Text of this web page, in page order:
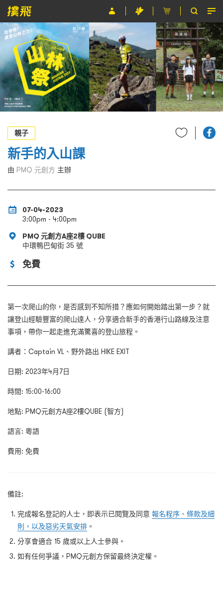
節目
主辦單位
關於撲飛
條款及細則
EN
親子
新手的入山課
由 PMQ 元創方 主辦
07-04-2023
3:00pm - 4:00pm
PMQ 元創方A座2樓 QUBE
中環鴨巴甸街 35 號
免費
第一次爬山的你，是否感到不知所措？應如何開始踏出第一步？就
讓登山經驗豐富的爬山達人，分享適合新手的香港行山路線及注意
事項，帶你一起走進充滿驚喜的登山旅程。
講者：Captain VL、野外路出 HIKE EXIT
日期: 2023年4月7日
時間: 15:00-16:00
地點: PMQ元創方A座2樓QUBE (智方)
語言: 粵語
費用: 免費
備註:
完成報名登記的人士，即表示已閱覽及同意 報名程序、條款及細
則，以及惡劣天氣安排 。
分享會適合 15 歲或以上人士參與。
如有任何爭議，PMQ元創方保留最終決定權。